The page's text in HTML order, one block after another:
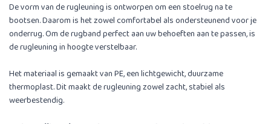
De vorm van de rugleuning is ontworpen om een stoelrug na te
bootsen. Daarom is het zowel comfortabel als ondersteunend voor je
onderrug. Om de rugband perfect aan uw behoeften aan te passen, is
de rugleuning in hoogte verstelbaar.
Het materiaal is gemaakt van PE, een lichtgewicht, duurzame
thermoplast. Dit maakt de rugleuning zowel zacht, stabiel als
weerbestendig.